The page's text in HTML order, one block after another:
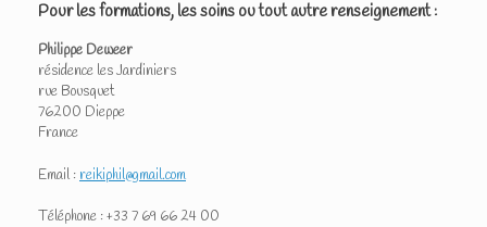
Pour les formations, les soins ou tout autre renseignement :
Philippe Deweer
résidence les Jardiniers
rue Bousquet
76200 Dieppe
France
Email : reikiphil@gmail.com
Téléphone : +33 7 69 66 24 00